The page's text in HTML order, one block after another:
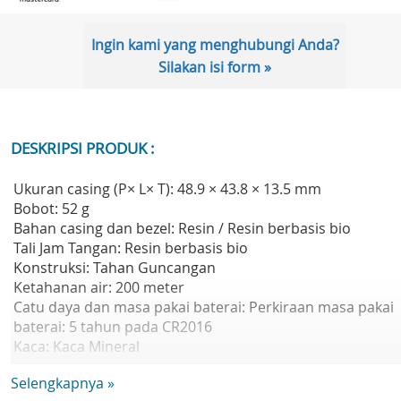
Ingin kami yang menghubungi Anda?
Silakan isi form »
DESKRIPSI PRODUK :
Ukuran casing (P× L× T): 48.9 × 43.8 × 13.5 mm
Bobot: 52 g
Bahan casing dan bezel: Resin / Resin berbasis bio
Tali Jam Tangan: Resin berbasis bio
Konstruksi: Tahan Guncangan
Ketahanan air: 200 meter
Catu daya dan masa pakai baterai: Perkiraan masa pakai
baterai: 5 tahun pada CR2016
Kaca: Kaca Mineral
- Stopwatch:
Selengkapnya »